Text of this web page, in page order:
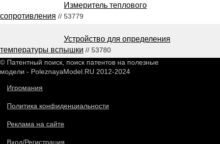
Измеритель теплового
сопротивления // 53779
Устройство для определения
температуры вспышки // 53780
© Патентный поиск, поиск патентов на полезные
модели - PoleznayaModel.RU 2012-2024
Игромания
Политика конфиденциальности
Реклама на сайте
Вход/Регистрация